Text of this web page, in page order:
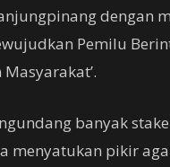
dengan
Pemilu
banyak
menyatukan pikir